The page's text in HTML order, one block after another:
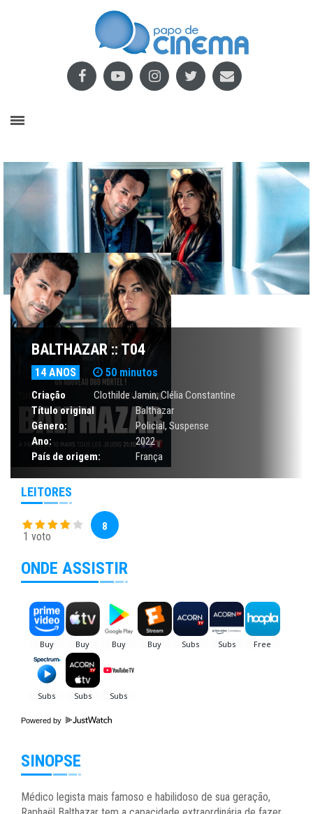
BALTHAZAR :: T04
14 ANOS 50 minutos
Criação
Clothilde Jamin, Clélia Constantine
Título original
Balthazar
Gênero:
Policial, Suspense
Ano:
2022
País de origem:
França
LEITORES
1 voto
8
ONDE ASSISTIR
Powered by
SINOPSE
Médico legista mais famoso e habilidoso de sua geração,